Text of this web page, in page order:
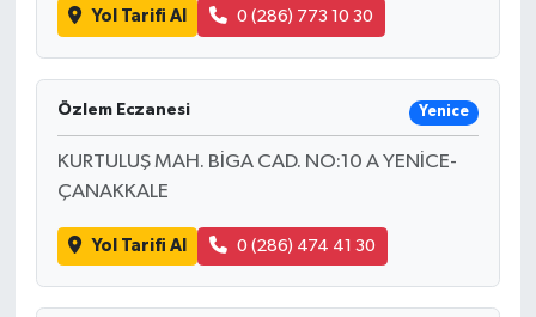
Yol Tarifi Al 0 (286) 773 10 30
Özlem Eczanesi Yenice
KURTULUŞ MAH. BİGA CAD. NO:10 A YENİCE-
ÇANAKKALE
Yol Tarifi Al 0 (286) 474 41 30